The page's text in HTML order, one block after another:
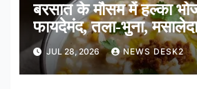
बरसात के मौसम में हल्का
फायदेमंद, तला-भुना,
JUL 28, 2026 NEWS DESK2